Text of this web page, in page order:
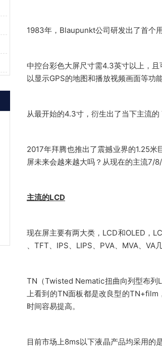
1983年，Blaupunkt公司研发出了首个
中控台彩色大屏尺寸需4.3英寸以上，
以显示GPS的地图和播放视频画面等功
从最开始的4.3寸，衍生出了当下主流
2017年拜腾也推出了震撼业界的1.25
屏未来会越来越大吗？从现在的主流7/
主流的LCD
现在屏主要有两大类，LCD和OLED，
、TFT、IPS、LIPS、PVA、MVA、VA
TN（Twisted Nematic扭曲向列型布列
上看到的TN面板都是改良型的TN+film
时间容易提高。
目前市场上8ms以下液晶产品均采用的